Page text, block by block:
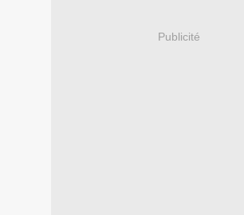
Publicité